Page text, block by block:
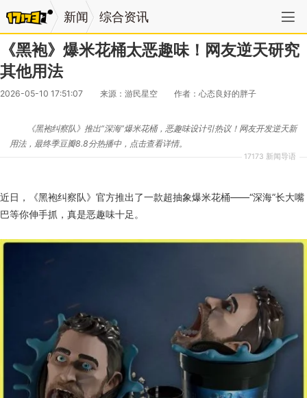
新闻 综合资讯
《黑袍》爆米花桶太恶趣味！网友逆天研究
其他用法
2026-05-10 17:51:07 来源：游民星空 作者：心态良好的胖子
17173 新闻导语
《黑袍纠察队》推出“深海”爆米花桶，恶趣味设计引热议！网友开发逆天新
用法，最终季豆瓣8.8分热播中，点击查看详情。
近日，《黑袍纠察队》官方推出了一款超抽象爆米花桶——“深海”长大嘴
巴等你伸手抓，真是恶趣味十足。